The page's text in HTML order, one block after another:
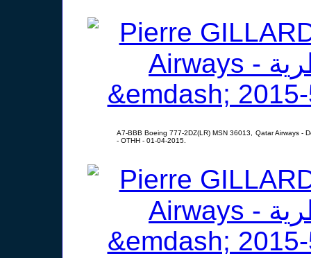
A7-BBB Boeing 777-2DZ(LR) MSN 36013, Qatar Airways -
- OTHH - 01-04-2015.